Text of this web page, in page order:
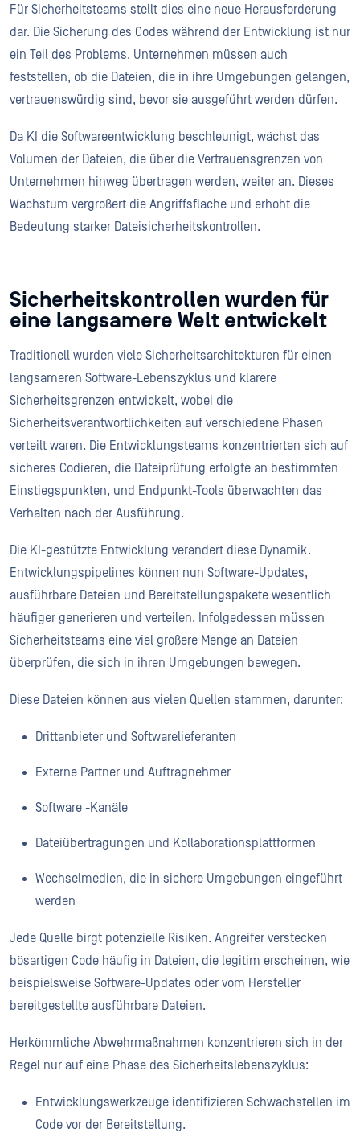
Für Sicherheitsteams stellt dies eine neue Herausforderung
dar. Die Sicherung des Codes während der Entwicklung ist nur
ein Teil des Problems. Unternehmen müssen auch
feststellen, ob die Dateien, die in ihre Umgebungen gelangen,
vertrauenswürdig sind, bevor sie ausgeführt werden dürfen.
Da KI die Softwareentwicklung beschleunigt, wächst das
Volumen der Dateien, die über die Vertrauensgrenzen von
Unternehmen hinweg übertragen werden, weiter an. Dieses
Wachstum vergrößert die Angriffsfläche und erhöht die
Bedeutung starker Dateisicherheitskontrollen.
Sicherheitskontrollen wurden für
eine langsamere Welt entwickelt
Traditionell wurden viele Sicherheitsarchitekturen für einen
langsameren Software-Lebenszyklus und klarere
Sicherheitsgrenzen entwickelt, wobei die
Sicherheitsverantwortlichkeiten auf verschiedene Phasen
verteilt waren. Die Entwicklungsteams konzentrierten sich auf
sicheres Codieren, die Dateiprüfung erfolgte an bestimmten
Einstiegspunkten, und Endpunkt-Tools überwachten das
Verhalten nach der Ausführung.
Die KI-gestützte Entwicklung verändert diese Dynamik.
Entwicklungspipelines können nun Software-Updates,
ausführbare Dateien und Bereitstellungspakete wesentlich
häufiger generieren und verteilen. Infolgedessen müssen
Sicherheitsteams eine viel größere Menge an Dateien
überprüfen, die sich in ihren Umgebungen bewegen.
Diese Dateien können aus vielen Quellen stammen, darunter:
Drittanbieter und Softwarelieferanten
Externe Partner und Auftragnehmer
Software -Kanäle
Dateiübertragungen und Kollaborationsplattformen
Wechselmedien, die in sichere Umgebungen eingeführt
werden
Jede Quelle birgt potenzielle Risiken. Angreifer verstecken
bösartigen Code häufig in Dateien, die legitim erscheinen, wie
beispielsweise Software-Updates oder vom Hersteller
bereitgestellte ausführbare Dateien.
Herkömmliche Abwehrmaßnahmen konzentrieren sich in der
Regel nur auf eine Phase des Sicherheitslebenszyklus:
Entwicklungswerkzeuge identifizieren Schwachstellen im
Code vor der Bereitstellung.